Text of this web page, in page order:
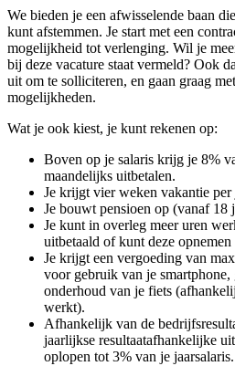
We bieden je een afwisselende baan
kunt afstemmen. Je start met een
mogelijkheid tot verlenging. Wil je
bij deze vacature staat vermeld? Ook
uit om te solliciteren, en gaan graag
mogelijkheden.
Wat je ook kiest, je kunt rekenen op:
Boven op je salaris krijg je 8%
maandelijks uitbetalen.
Je krijgt vier weken vakantie per
Je bouwt pensioen op (vanaf 18
Je kunt in overleg meer uren
uitbetaald of kunt deze
Je krijgt een vergoeding van
voor gebruik van je smartphone,
onderhoud van je fiets
werkt).
Afhankelijk van de
jaarlijkse resultaatafhankelijke
oplopen tot 3% van je jaarsalaris.